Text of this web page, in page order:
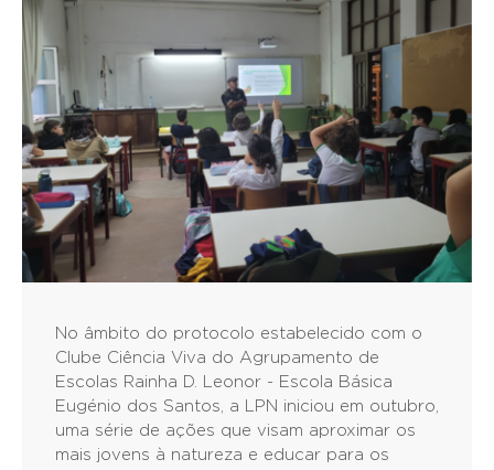
No âmbito do protocolo estabelecido com o
Clube Ciência Viva do Agrupamento de
Escolas Rainha D. Leonor - Escola Básica
Eugénio dos Santos, a LPN iniciou em outubro,
uma série de ações que visam aproximar os
mais jovens à natureza e educar para os